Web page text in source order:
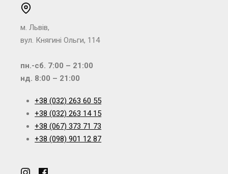
м. Львів,
вул. Княгині Ольги, 114
пн.-сб. 7:00 – 21:00
нд. 8:00 – 21:00
+38 (032) 263 60 55
+38 (032) 263 14 15
+38 (067) 373 71 73
+38 (098) 901 12 87